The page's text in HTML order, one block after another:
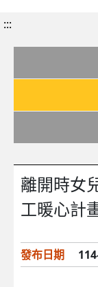
:::
離開時女
工暖心計
發布日期